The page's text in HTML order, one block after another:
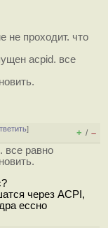
не проходит. что
acpid. все
]
+ / –
все равно
через ACPI,
ессно